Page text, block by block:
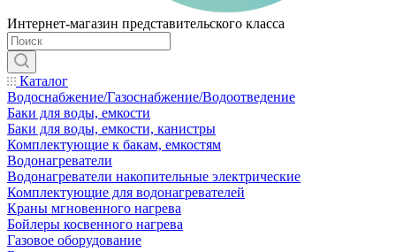
Интернет-магазин представительского класса
Каталог
Водоснабжение/Газоснабжение/Водоотведение
Баки для воды, емкости
Баки для воды, емкости, канистры
Комплектующие к бакам, емкостям
Водонагреватели
Водонагреватели накопительные электрические
Комплектующие для водонагревателей
Краны мгновенного нагрева
Бойлеры косвенного нагрева
Газовое оборудование